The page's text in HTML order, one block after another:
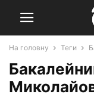
На головну Теги